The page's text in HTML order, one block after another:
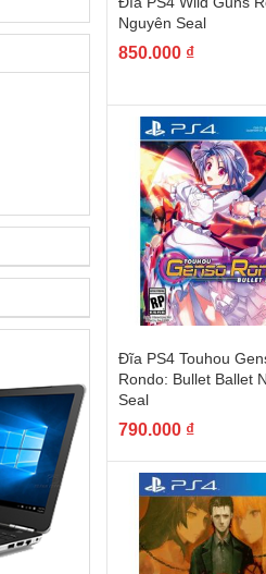
Nguyên Seal
850.000 ₫
Đĩa PS4 Touhou
Rondo: Bullet Ballet
Seal
790.000 ₫